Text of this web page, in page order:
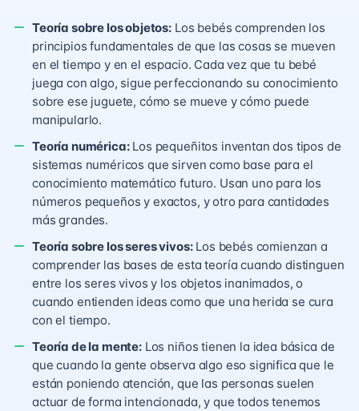
Teoría sobre los objetos: Los bebés comprenden los
principios fundamentales de que las cosas se mueven
en el tiempo y en el espacio. Cada vez que tu bebé
juega con algo, sigue perfeccionando su conocimiento
sobre ese juguete, cómo se mueve y cómo puede
manipularlo.
Teoría numérica:Los pequeñitos inventan dos tipos de
sistemas numéricos que sirven como base para el
conocimiento matemático futuro. Usan uno para los
números pequeños y exactos, y otro para cantidades
más grandes.
Teoría sobre los seres vivos:Los bebés comienzan a
comprender las bases de esta teoría cuando distinguen
entre los seres vivos y los objetos inanimados, o
cuando entienden ideas como que una herida se cura
con el tiempo.
Teoría de la mente:Los niños tienen la idea básica de
que cuando la gente observa algo eso significa que le
están poniendo atención, que las personas suelen
actuar de forma intencionada, y que todos tenemos